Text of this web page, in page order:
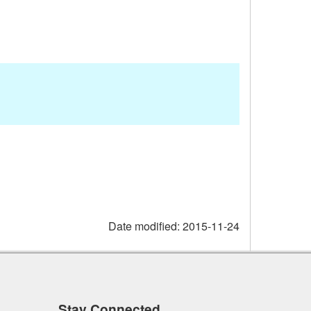
Date modified: 2015-11-24